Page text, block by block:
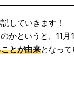
していきます！
かというと、11
とが由来となって